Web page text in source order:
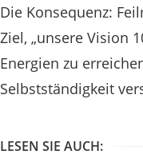
Die Konsequenz:
Ziel, „unsere Vision
Energien zu
Selbstständigkeit
LESEN SIE AUCH: